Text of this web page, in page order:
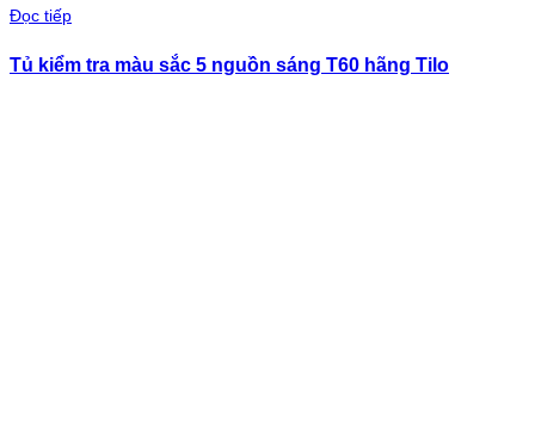
Đọc tiếp
Tủ kiểm tra màu sắc 5 nguồn sáng T60 hãng Tilo